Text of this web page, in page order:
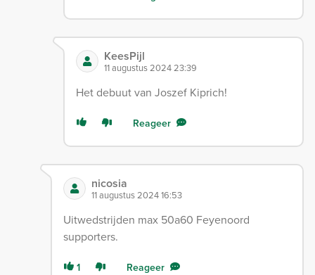
KeesPijl
11 augustus 2024 23:39
Het debuut van Joszef Kiprich!
Reageer
nicosia
11 augustus 2024 16:53
Uitwedstrijden max 50a60 Feyenoord
supporters.
1 Reageer